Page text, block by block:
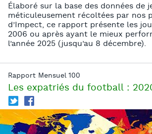
Élaboré sur la base des données de
méticuleusement récoltées par nos
d’Impect, ce rapport présente les
2006 ou après ayant le mieux
l’année 2025 (jusqu’au 8 décembre).
Rapport Mensuel 100
Les expatriés du football :
T f